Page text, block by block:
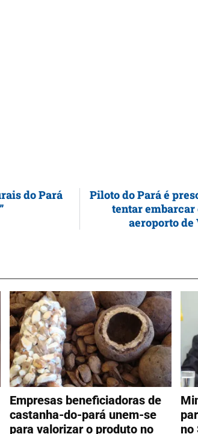
do Pará
Piloto do Pará é
tentar
aeroporto de
Empresas beneficiadoras de
castanha-do-pará unem-se
para valorizar o produto no
no